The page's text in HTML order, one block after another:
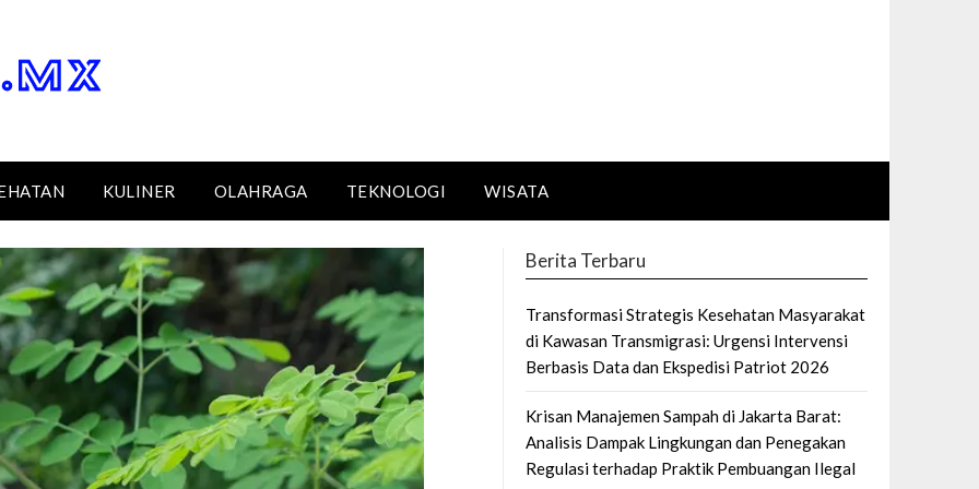
KULINER OLAHRAGA TEKNOLOGI WISATA
Berita Terbaru
Transformasi Strategis Kesehatan Masyarakat
di Kawasan Transmigrasi: Urgensi Intervensi
Berbasis Data dan Ekspedisi Patriot 2026
Krisan Manajemen Sampah di Jakarta Barat:
Analisis Dampak Lingkungan dan Penegakan
Regulasi terhadap Praktik Pembuangan Ilegal